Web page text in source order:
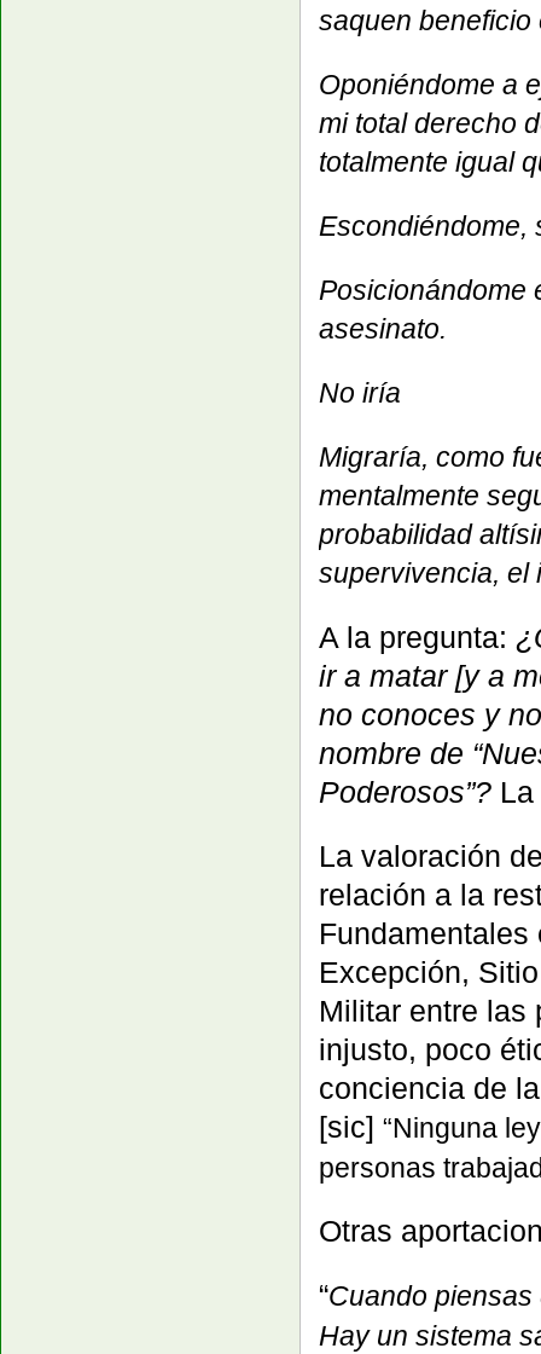
saquen
Oponiéndome a
mi total derecho
totalmente igual
Escondiéndome,
Posicionándome
asesinato.
No iría
Migraría, como
mentalmente
probabilidad
supervivencia, el
A la pregunta:
ir a matar [y a
no conoces y
nombre de
Poderosos”?
La valoración d
relación a la
Excepción,
Militar entre las
injusto, poco
conciencia de
[sic] “Ninguna
personas
Otras
“Cuando
Hay un sistema